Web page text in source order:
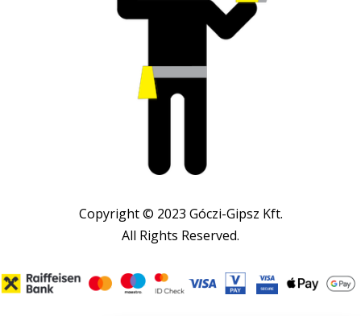
Copyright © 2023 Góczi-Gipsz Kft.
All Rights Reserved.